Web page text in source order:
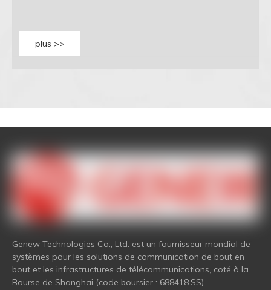
plus >>
Genew Technologies Co., Ltd. est un fournisseur mondial de
systèmes pour les solutions de communication de bout en
bout et les infrastructures de télécommunications, coté à la
Bourse de Shanghai (code boursier : 688418.SS).